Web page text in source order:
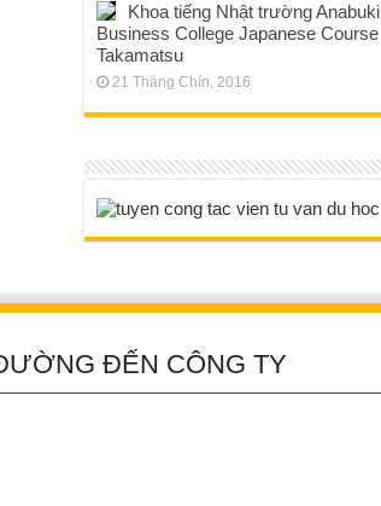
Khoa tiếng Nhật trường Anabuki
Business College Japanese Course
Takamatsu
21 Tháng Chín, 2016
ĐẾN CÔNG TY